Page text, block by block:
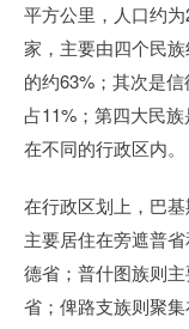
平方公里，人口约
家，主要由四个民
的约63%；其次是
占11%；第四大民
在不同的行政区内。
在行政区划上，巴
主要居住在旁遮普
德省；普什图族则
省；俾路支族则聚